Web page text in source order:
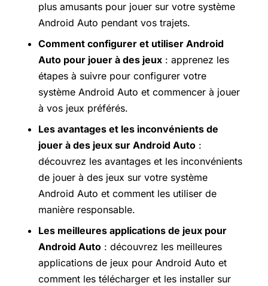
plus amusants pour jouer sur votre système
Android Auto pendant vos trajets.
Comment configurer et utiliser Android
Auto pour jouer à des jeux : apprenez les
étapes à suivre pour configurer votre
système Android Auto et commencer à jouer
à vos jeux préférés.
Les avantages et les inconvénients de
jouer à des jeux sur Android Auto :
découvrez les avantages et les inconvénients
de jouer à des jeux sur votre système
Android Auto et comment les utiliser de
manière responsable.
Les meilleures applications de jeux pour
Android Auto : découvrez les meilleures
applications de jeux pour Android Auto et
comment les télécharger et les installer sur